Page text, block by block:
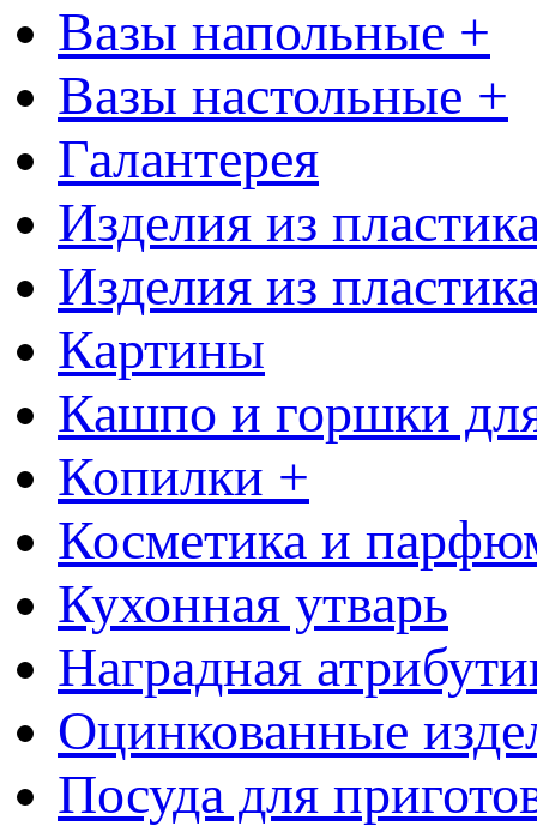
Вазы напольные +
Вазы настольные +
Галантерея
Изделия из
Изделия из
Картины
Кашпо и горшки
Копилки +
Косметика и
Кухонная утварь
Наградная
Оцинкованные
Посуда для